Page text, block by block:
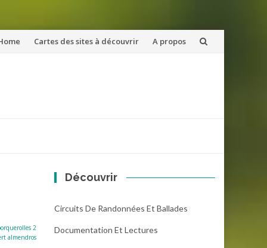
Cartes des sites à découvrir A propos
2
almendros
Découvrir
Circuits De Randonnées Et Ballades
Documentation Et Lectures